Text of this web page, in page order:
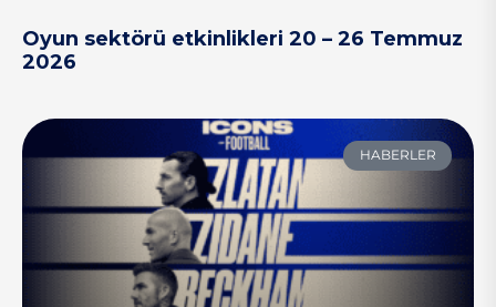
Oyun sektörü etkinlikleri 20 – 26 Temmuz
2026
HABERLER